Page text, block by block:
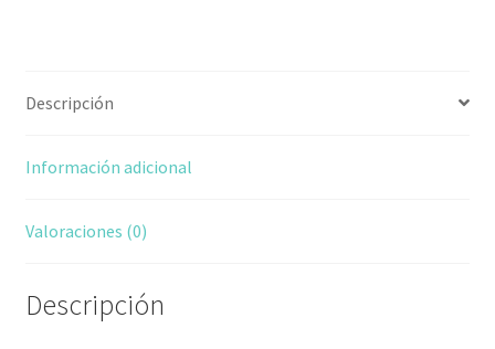
Descripción
Información adicional
Valoraciones (0)
Descripción